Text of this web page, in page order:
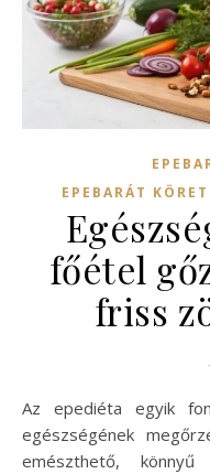
EPEBARÁT
főétel
friss
Az epediéta egyik fontos célja a máj és epehólyag
egészségének
emészthető,